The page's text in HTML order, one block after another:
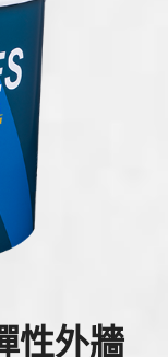
性外牆